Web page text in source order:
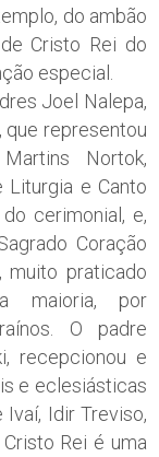
do ambão
Cristo Rei do
especial.
Joel Nalepa,
que representou
Nortok,
Liturgia e Canto
cerimonial, e,
Coração
muito praticado
maioria, por
O padre
recepcionou e
e eclesiásticas
Idir Treviso,
Rei é uma